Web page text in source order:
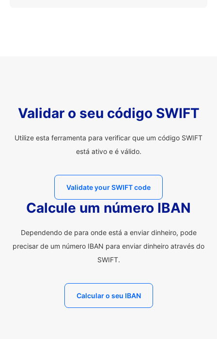
Validar o seu código SWIFT
Utilize esta ferramenta para verificar que um código SWIFT
está ativo e é válido.
Validate your SWIFT code
Calcule um número IBAN
Dependendo de para onde está a enviar dinheiro, pode
precisar de um número IBAN para enviar dinheiro através do
SWIFT.
Calcular o seu IBAN